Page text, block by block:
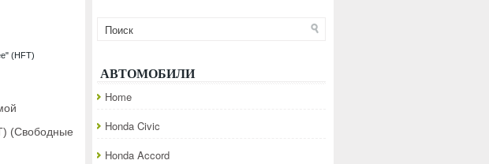
(HFT)
(Свободные
АВТОМОБИЛИ
Home
Honda Civic
Honda Accord